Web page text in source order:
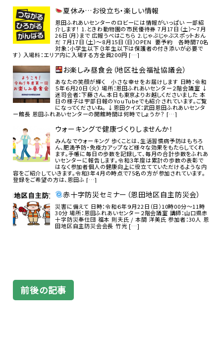
夏休み…お役立ち・楽しい情報
恩田ふれあいセンターのロビーには情報がいっぱい 一部紹
介します！ 1.ときわ動物園の市民優待券 7月17日（土）～7月
26日（月）まで 広報うべはこちら 2.じゃぶじゃぶスポットおん
だ 7月17日（土）～8月15日（日）OPEN 要予約 各時間70名
対象：小学生以下（3年生以下は保護者の付き添いが必要で
す） 入場料：エリア内に入場する方全員200円 […]
お楽しみ昼食会（地区社会福祉協議会）
あなたの笑顔が輝く 小さな幸せをお届けします 日時：令和
５年６月20日（火） 場所：恩田ふれあいセンター２階会議室 ↓
迷司会者：下藤さん、本日も東京よりお越しくださいました 本
日の様子は宇部日報のYouTubeでも紹介されています。ご覧
になってくださいね。 ↓恩田クイズ：武田恩田ふれあいセンタ
ー館長 恩田ふれあいセンターの開館時間は何時でしょうか？ […]
ウォーキングで健康づくりしませんか！
みんなでウォーキング 歩くことは、生活習慣病予防はもちろ
ん、肥満予防・免疫力アップなど様々な効果をもたらしてくれ
ます。手帳に毎日の歩数を記録して、毎月の合計歩数をふれあ
いセンターに報告します。令和３年度は累計の歩数の表彰で
はなく参加者個人の健康向上に役立てていただけるような内
容をご紹介していきます。令和3年4月の時点で75名の方が参加されています。
登録をご希望の方は、恩田ふ […]
赤十字防災セミナー（恩田地区自主防災会）
災害に備えて 日時：令和６年９月22日（日）10時00分～11時
30分 場所：恩田ふれあいセンター２階会議室 講師：山口県赤
十字防災奉仕団 福本 則夫氏 / 本間 洋美氏 参加者：30人 恩
田地区自主防災会会長 竹光 […]
前後の記事